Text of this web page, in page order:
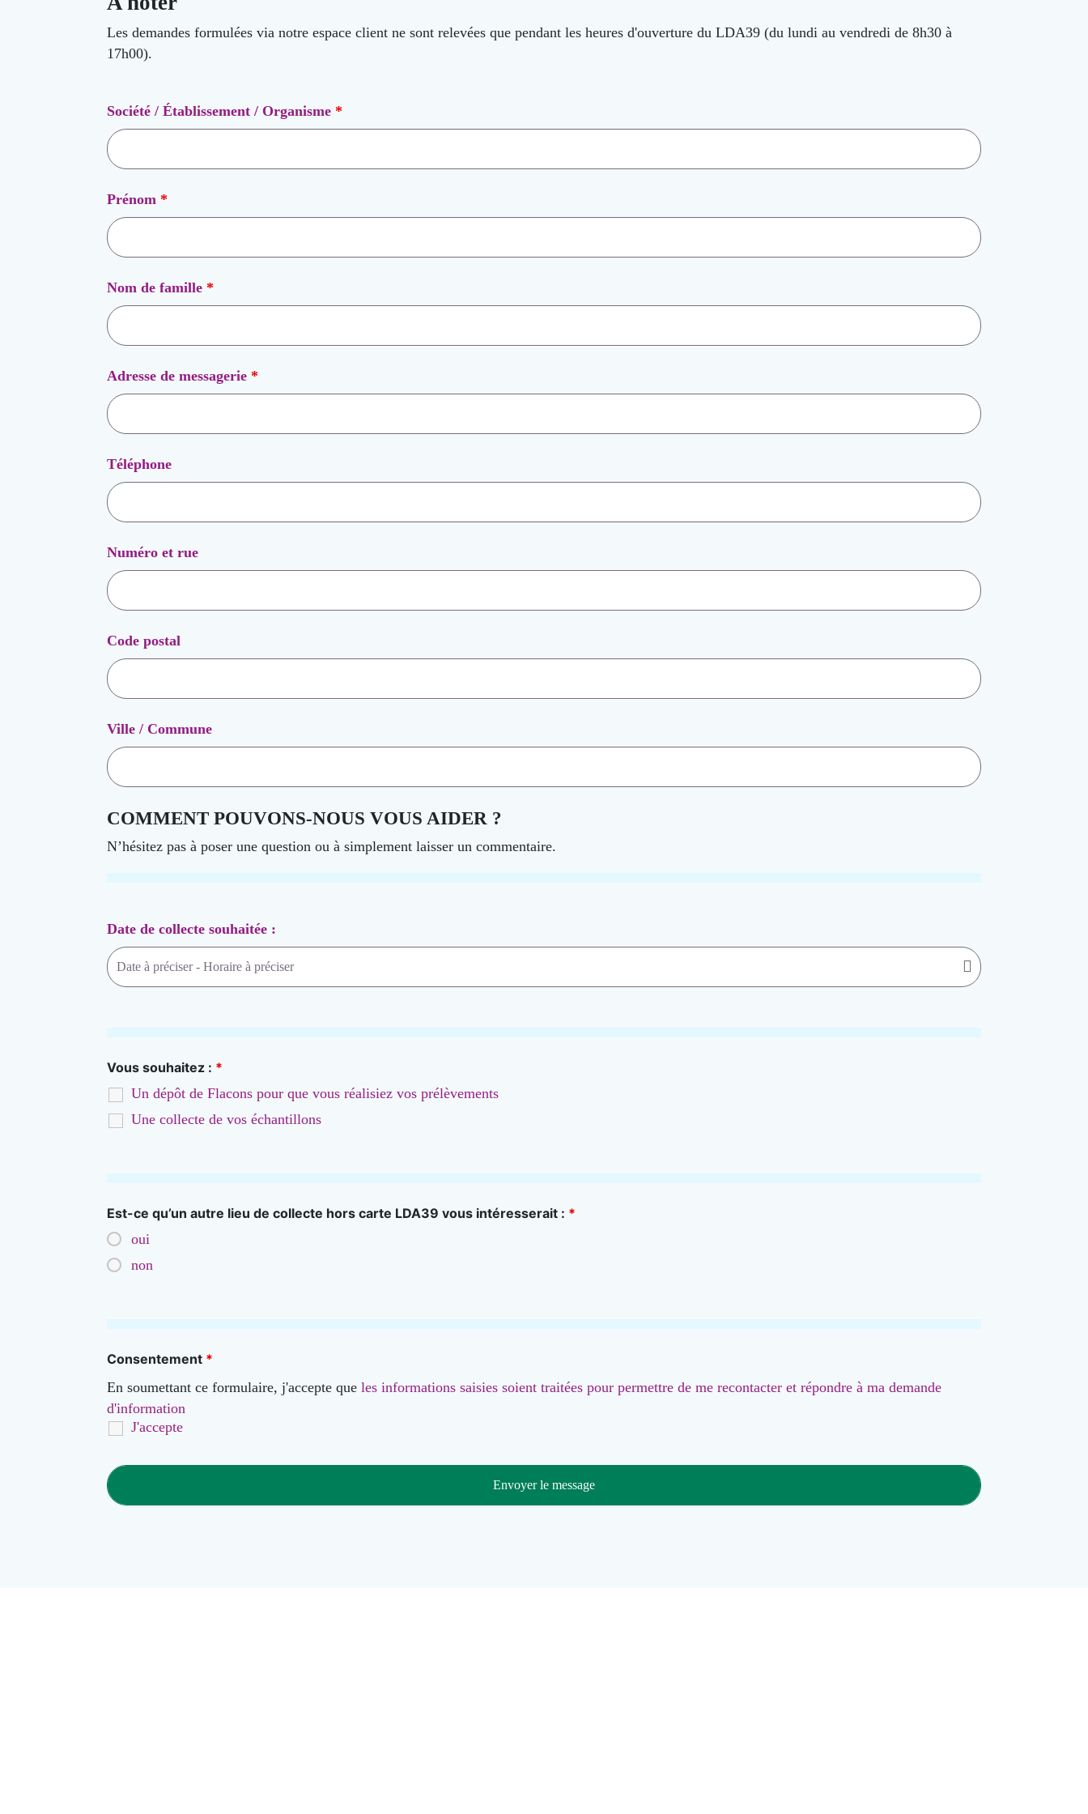
Les demandes formulées via notre espace client ne sont relevées que pendant les heures d'ouverture du LDA39 (du lundi au vendredi de 8h30 à
17h00).
Société / Établissement / Organisme *
Prénom *
Nom de famille *
Adresse de messagerie *
Téléphone
Numéro et rue
Code postal
Ville / Commune
COMMENT POUVONS-NOUS VOUS AIDER ?
N’hésitez pas à poser une question ou à simplement laisser un commentaire.
Date de collecte souhaitée :
Vous souhaitez : *
Un dépôt de Flacons pour que vous réalisiez vos prélèvements
Une collecte de vos échantillons
Est-ce qu’un autre lieu de collecte hors carte LDA39 vous intéresserait : *
oui
non
Consentement *
J'accepte
En soumettant ce formulaire, j'accepte que les informations saisies soient traitées pour permettre de me recontacter et répondre à ma demande
d'information